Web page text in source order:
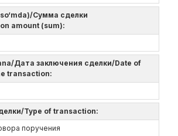
Сумма сделки
amount (sum):
Дата заключения сделки/Date of
transaction:
Type of transaction:
поручения